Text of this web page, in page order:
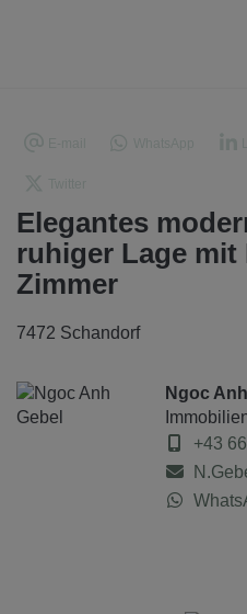
Elegantes
ruhiger Lage mit
Zimmer
7472 Schandorf
Ngoc
+43